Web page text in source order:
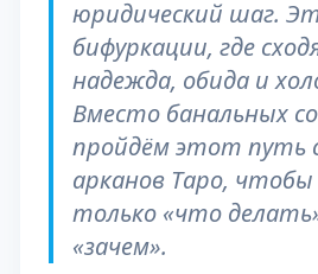
юридический шаг.
бифуркации, где
надежда, обида и
Вместо банальных
пройдём этот путь
арканов Таро,
только «что
«зачем».